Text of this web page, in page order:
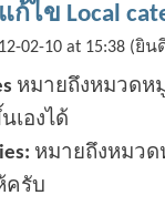
ก้ไข Local
02-10 at 15:38 (ยิ
หมายถึงหมวดห
เองได้
หมายถึงหมวด
ครับ